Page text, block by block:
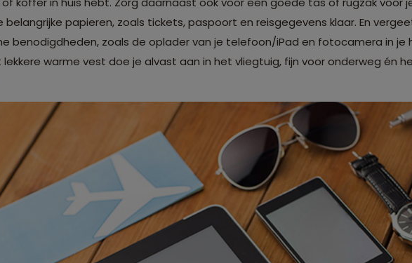
papieren, zoals tickets, paspoort en reisgegevens klaar. En
benodigdheden, zoals de oplader van je telefoon/iPad en fotocamera in
lekkere warme vest doe je alvast aan in het vliegtuig, fijn voor onderweg én